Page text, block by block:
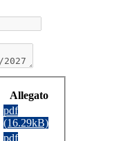
Allegato
pdf
(16.29kB)
pdf